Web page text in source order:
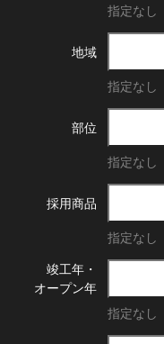
指定なし
地域
指定なし
部位
指定なし
採用商品
指定なし
竣工年・
オープン年
指定なし